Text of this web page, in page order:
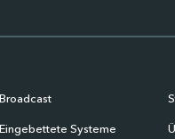
Broadcast
Eingebettete Systeme